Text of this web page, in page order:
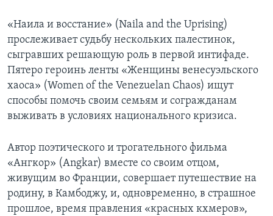
«Наила и восстание» (Naila and the Uprising)
прослеживает судьбу нескольких палестинок,
сыгравших решающую роль в первой интифаде.
Пятеро героинь ленты «Женщины венесуэльского
хаоса» (Women of the Venezuelan Chaos) ищут
способы помочь своим семьям и согражданам
выживать в условиях национального кризиса.
Автор поэтического и трогательного фильма
«Ангкор» (Angkar) вместе со своим отцом,
живущим во Франции, совершает путешествие на
родину, в Камбоджу, и, одновременно, в страшное
прошлое, время правления «красных кхмеров»,